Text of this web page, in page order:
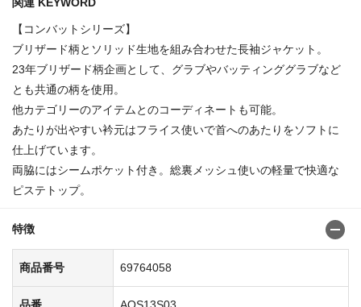
【コンバットシリーズ】
ブリザード柄とソリッド生地を組み合わせた長袖ジャケット。
23年ブリザード柄企画として、グラブやバッティンググラブなど
とも共通の柄を使用。
他カテゴリーのアイテムとのコーディネートも可能。
あたりが出やすい衿元はフライス使いで首へのあたりをソフトに
仕上げています。
両脇にはシームポケット付き。総裏メッシュ使いの軽量で快適な
ピステトップ。
特徴
商品番号 69764058
品番 AOS13S03